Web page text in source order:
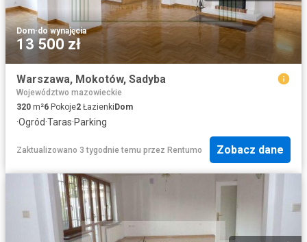
Dom·do wynajęcia
13 500 zł
Warszawa, Mokotów, Sadyba
Województwo mazowieckie
320 m²6 Pokoje2 Łazienki Dom
·Ogród·Taras·Parking
Zaktualizowano 3 tygodnie temu przez Rentumo Zobacz dane